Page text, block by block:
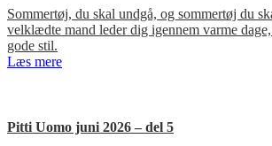
Sommertøj, du skal undgå, og sommertøj du
velklædte mand leder dig igennem varme
gode stil.
Læs mere
Pitti Uomo juni 2026 – del 5